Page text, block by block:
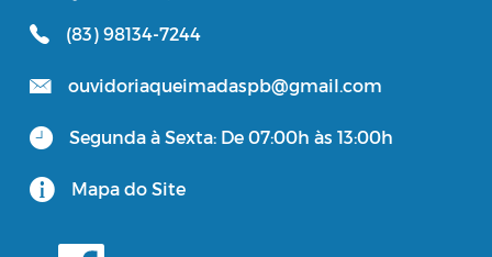
(83) 98134-7244
ouvidoriaqueimadaspb@gmail.com
Segunda à Sexta: De 07:00h às 13:00h
Mapa do Site